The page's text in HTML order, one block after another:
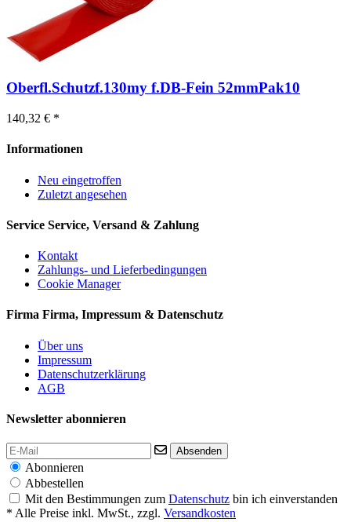
Oberfl.Schutzf.130my f.DB-Fein 52mmPak10
140,32 € *
Informationen
Neu eingetroffen
Zuletzt angesehen
Service Service, Versand & Zahlung
Kontakt
Zahlungs- und Lieferbedingungen
Cookie Manager
Firma Firma, Impressum & Datenschutz
Über uns
Impressum
Datenschutzerklärung
AGB
Newsletter abonnieren
Absenden
Abonnieren
Abbestellen
Mit den Bestimmungen zum Datenschutz bin ich einverstanden
* Alle Preise inkl. MwSt., zzgl. Versandkosten